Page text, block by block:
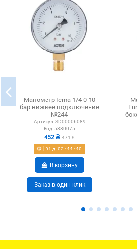
Манометр Icma 1/4 0-10
бар нижнее подключение
№244
Артикул: SD00006089
Код: 5880075
452 ₴ 471 ₴
01 д. 02 :44:40
В корзину
Заказ в один клик